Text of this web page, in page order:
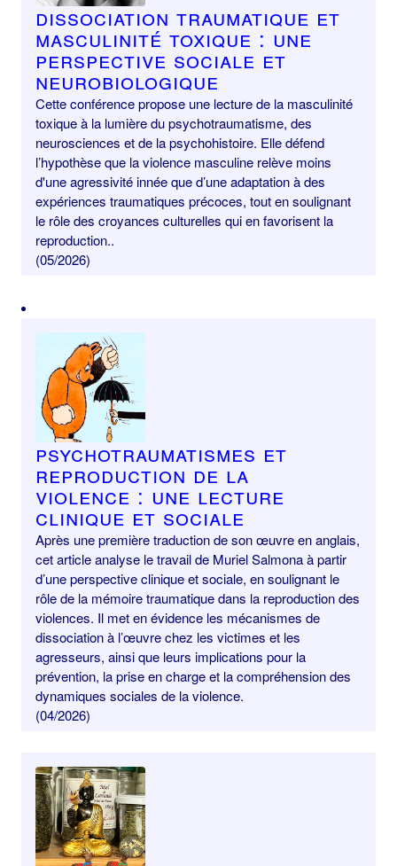
Dissociation traumatique et
masculinité toxique : une
perspective sociale et
neurobiologique
Cette conférence propose une lecture de la masculinité
toxique à la lumière du psychotraumatisme, des
neurosciences et de la psychohistoire. Elle défend
l’hypothèse que la violence masculine relève moins
d'une agressivité innée que d’une adaptation à des
expériences traumatiques précoces, tout en soulignant
le rôle des croyances culturelles qui en favorisent la
reproduction..
(05/2026)
Psychotraumatismes et
reproduction de la
violence : une lecture
clinique et sociale
Après une première traduction de son œuvre en anglais,
cet article analyse le travail de Muriel Salmona à partir
d’une perspective clinique et sociale, en soulignant le
rôle de la mémoire traumatique dans la reproduction des
violences. Il met en évidence les mécanismes de
dissociation à l’œuvre chez les victimes et les
agresseurs, ainsi que leurs implications pour la
prévention, la prise en charge et la compréhension des
dynamiques sociales de la violence.
(04/2026)